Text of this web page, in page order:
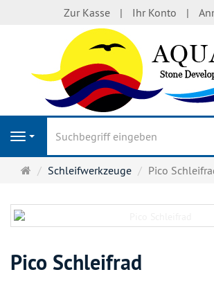
Zur Kasse Ihr Konto
Navigation
Startseite
Schleifwerkzeuge Pico
Pico Schleifrad